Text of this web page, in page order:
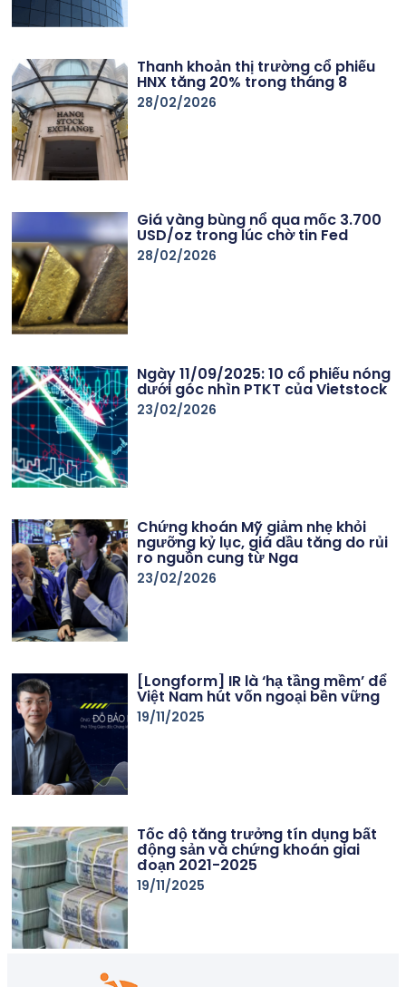
Thanh khoản thị trường cổ phiếu
HNX tăng 20% trong tháng 8
28/02/2026
Giá vàng bùng nổ qua mốc 3.700
USD/oz trong lúc chờ tin Fed
28/02/2026
Ngày 11/09/2025: 10 cổ phiếu nóng
dưới góc nhìn PTKT của Vietstock
23/02/2026
Chứng khoán Mỹ giảm nhẹ khỏi
ngưỡng kỷ lục, giá dầu tăng do rủi
ro nguồn cung từ Nga
23/02/2026
[Longform] IR là ‘hạ tầng mềm’ để
Việt Nam hút vốn ngoại bền vững
19/11/2025
Tốc độ tăng trưởng tín dụng bất
động sản và chứng khoán giai
đoạn 2021-2025
19/11/2025